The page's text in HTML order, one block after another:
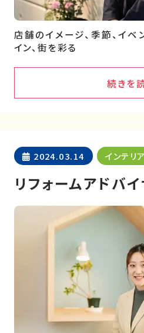
店舗のイメージ、季節、イ
イン、街を彩る
続きを
2024.03.14 インテリ
リフォームアドバ